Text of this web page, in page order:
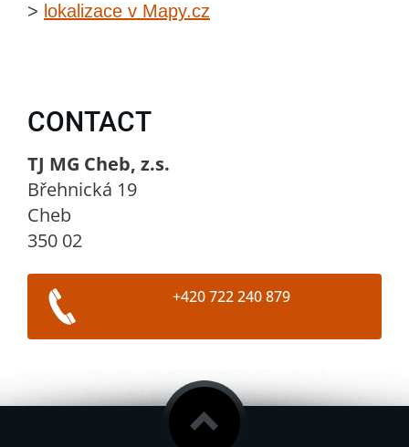
> lokalizace v Mapy.cz
CONTACT
TJ MG Cheb, z.s.
Břehnická 19
Cheb
350 02
+420 722 240 879